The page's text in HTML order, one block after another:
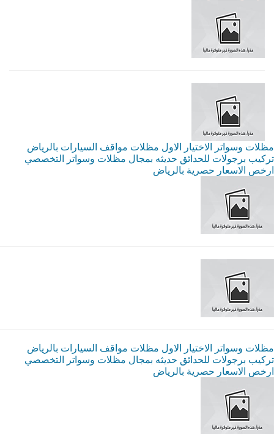
مظلات وسواتر الاختيار الاول مظلات مواقف السيارات بالرياض
تركيب برجولات للحدائق حديثه بمجال مظلات وسواتر التخصصي
ارخص الاسعار حصرية بالرياض
مظلات وسواتر الاختيار الاول مظلات مواقف السيارات بالرياض
تركيب برجولات للحدائق حديثه بمجال مظلات وسواتر التخصصي
ارخص الاسعار حصرية بالرياض